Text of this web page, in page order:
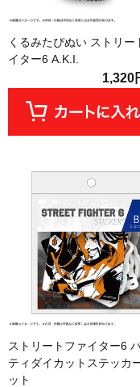
くるみたぴぬい ストリー
イター6 A.K.I.
1,320
ストリートファイター6
ティダイカットステッカ
ット